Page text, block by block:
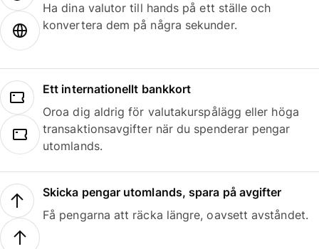
Ha dina valutor till hands på ett ställe och
konvertera dem på några sekunder.
Ett internationellt bankkort
Oroa dig aldrig för valutakurspålägg eller höga
transaktionsavgifter när du spenderar pengar
utomlands.
Skicka pengar utomlands, spara på avgifter
Få pengarna att räcka längre, oavsett avståndet.